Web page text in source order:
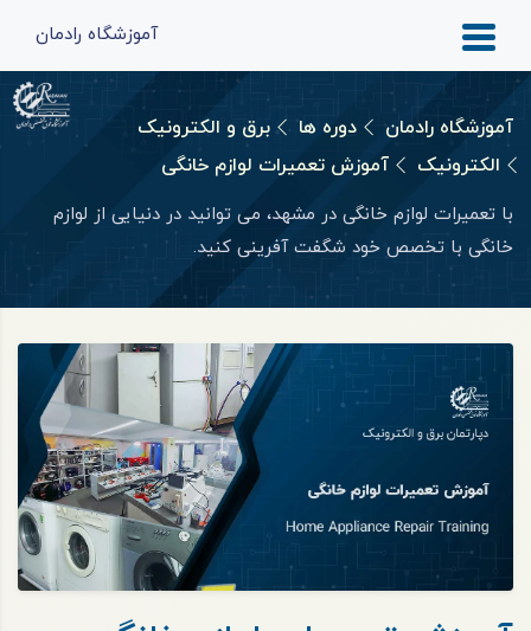
آموزشگاه رادمان
آموزشگاه رادمان دوره ها
برق و الکترونیک
الکترونیک
آموزش تعمیرات لوازم خانگی
با تعمیرات لوازم خانگی در مشهد، می توانید در دنیایی از لوازم
خانگی با تخصص خود شگفت آفرینی کنید.